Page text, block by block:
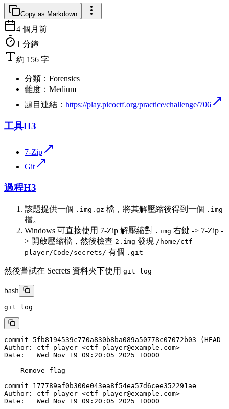
Copy as Markdown
4 個月前
1 分鐘
約 156 字
分類：Forensics
難度：Medium
題目連結： https://play.picoctf.org/practice/challenge/706
工具H3
7-Zip
Git
過程H3
該題提供一個 .img.gz 檔，將其解壓縮後得到一個 .img
檔。
Windows 可直接使用 7-Zip 解壓縮對 .img 右鍵 -> 7-Zip -
> 開啟壓縮檔，然後檢查 2.img 發現 /home/ctf-
player/Code/secrets/ 有個 .git
然後嘗試在 Secrets 資料夾下使用 git log
bash
git